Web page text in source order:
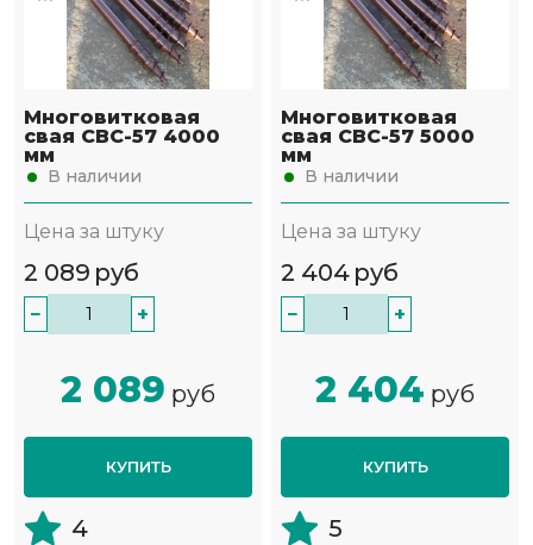
Многовитковая
свая СВС-57 4000
мм
В наличии
Цена за штуку
2 089 руб
− +
2 089 руб
КУПИТЬ
4
Многовитковая
свая СВС-57 5000
мм
В наличии
Цена за штуку
2 404 руб
− +
2 404 руб
КУПИТЬ
5